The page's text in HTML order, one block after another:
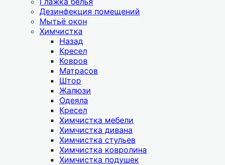
Дезинфекция помещений
Мытьё окон
Химчистка
Назад
Кресел
Ковров
Матрасов
Штор
Жалюзи
Одеяла
Кресел
Химчистка мебели
Химчистка дивана
Химчистка стульев
Химчистка ковролина
Химчистка подушек